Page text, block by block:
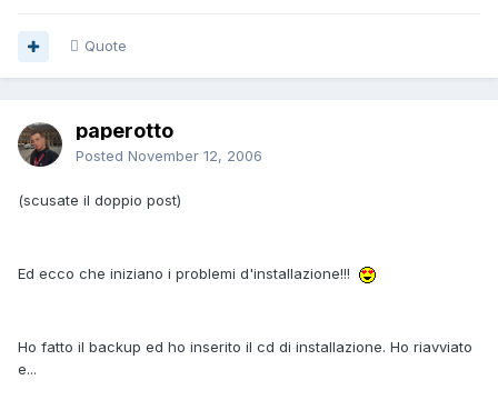
Quote
paperotto
Posted November 12, 2006
(scusate il doppio post)
Ed ecco che iniziano i problemi d'installazione!!!
Ho fatto il backup ed ho inserito il cd di installazione. Ho riavviato
e...